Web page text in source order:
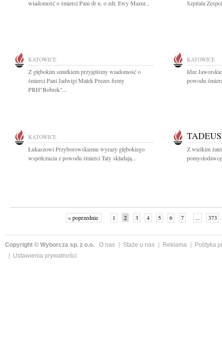
wiadomość o śmierci Pani dr n. o zdr. Ewy Mazur...
Szpitala
KATOWICE
Z głębokim smutkiem przyjęliśmy wiadomość o
śmierci Pani Jadwigi Małek Prezes firmy
PRH"Bobrek"...
KATOWICE
Idze
powodu
KATOWICE
Łukaszowi Przyborowskiemu wyrazy głębokiego
współczucia z powodu śmierci Taty składają...
Z wielkim
« poprzednie 1 2 3 4 5 6 7 ... 373
Copyright © Wyborcza sp. z o.o. O nas Staże u nas Reklama
Polityka
Ustawienia prywatności